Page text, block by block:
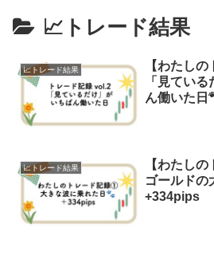
📈トレード結果
📈トレード結果
【わたし
「見てい
ん働いた日
📈トレード結果
【わたし
ゴールドの
+334pips